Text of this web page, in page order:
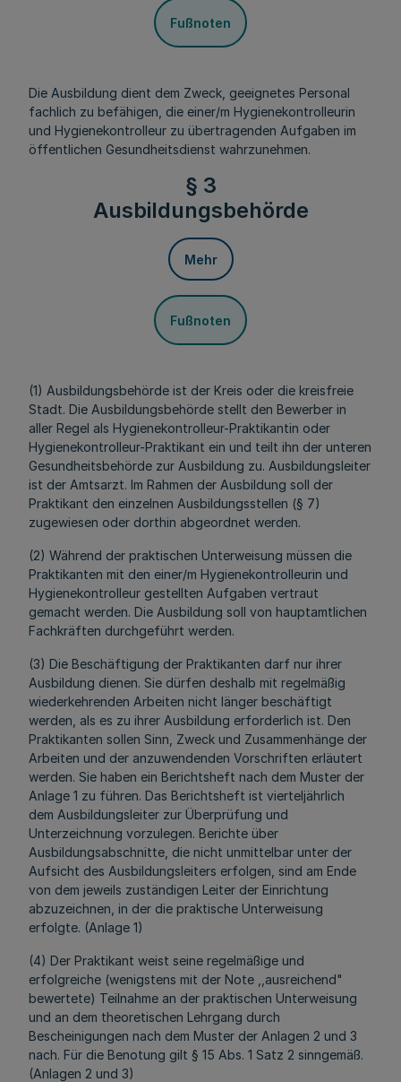
Fußnoten
Die Ausbildung dient dem Zweck, geeignetes Personal
fachlich zu befähigen, die einer/m Hygienekontrolleurin
und Hygienekontrolleur zu übertragenden Aufgaben im
öffentlichen Gesundheitsdienst wahrzunehmen.
§ 3
Ausbildungsbehörde
Mehr
Fußnoten
(1) Ausbildungsbehörde ist der Kreis oder die kreisfreie
Stadt. Die Ausbildungsbehörde stellt den Bewerber in
aller Regel als Hygienekontrolleur-Praktikantin oder
Hygienekontrolleur-Praktikant ein und teilt ihn der unteren
Gesundheitsbehörde zur Ausbildung zu. Ausbildungsleiter
ist der Amtsarzt. Im Rahmen der Ausbildung soll der
Praktikant den einzelnen Ausbildungsstellen (§ 7)
zugewiesen oder dorthin abgeordnet werden.
(2) Während der praktischen Unterweisung müssen die
Praktikanten mit den einer/m Hygienekontrolleurin und
Hygienekontrolleur gestellten Aufgaben vertraut
gemacht werden. Die Ausbildung soll von hauptamtlichen
Fachkräften durchgeführt werden.
(3) Die Beschäftigung der Praktikanten darf nur ihrer
Ausbildung dienen. Sie dürfen deshalb mit regelmäßig
wiederkehrenden Arbeiten nicht länger beschäftigt
werden, als es zu ihrer Ausbildung erforderlich ist. Den
Praktikanten sollen Sinn, Zweck und Zusammenhänge der
Arbeiten und der anzuwendenden Vorschriften erläutert
werden. Sie haben ein Berichtsheft nach dem Muster der
Anlage 1 zu führen. Das Berichtsheft ist vierteljährlich
dem Ausbildungsleiter zur Überprüfung und
Unterzeichnung vorzulegen. Berichte über
Ausbildungsabschnitte, die nicht unmittelbar unter der
Aufsicht des Ausbildungsleiters erfolgen, sind am Ende
von dem jeweils zuständigen Leiter der Einrichtung
abzuzeichnen, in der die praktische Unterweisung
erfolgte. (Anlage 1)
(4) Der Praktikant weist seine regelmäßige und
erfolgreiche (wenigstens mit der Note ,,ausreichend"
bewertete) Teilnahme an der praktischen Unterweisung
und an dem theoretischen Lehrgang durch
Bescheinigungen nach dem Muster der Anlagen 2 und 3
nach. Für die Benotung gilt § 15 Abs. 1 Satz 2 sinngemäß.
(Anlagen 2 und 3)